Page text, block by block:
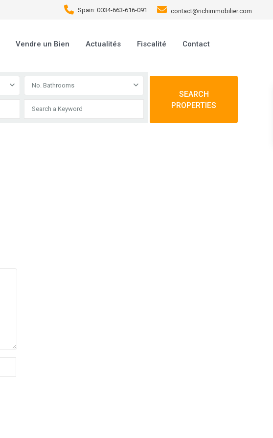
Spain: 0034-663-616-091 contact@richimmobilier.com
Vendre un Bien Actualités Fiscalité
Contact
No. Bathrooms
SEARCH
PROPERTIES